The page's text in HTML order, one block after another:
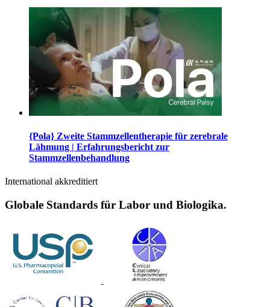
{Pola} Zweite Stammzellentherapie für zerebrale
Lähmung | Erfahrungsbericht zur
Stammzellenbehandlung
International akkreditiert
Globale Standards für Labor und Biologika.